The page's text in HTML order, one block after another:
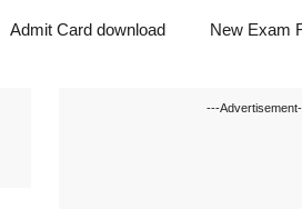
Admit Card download New Exam
---